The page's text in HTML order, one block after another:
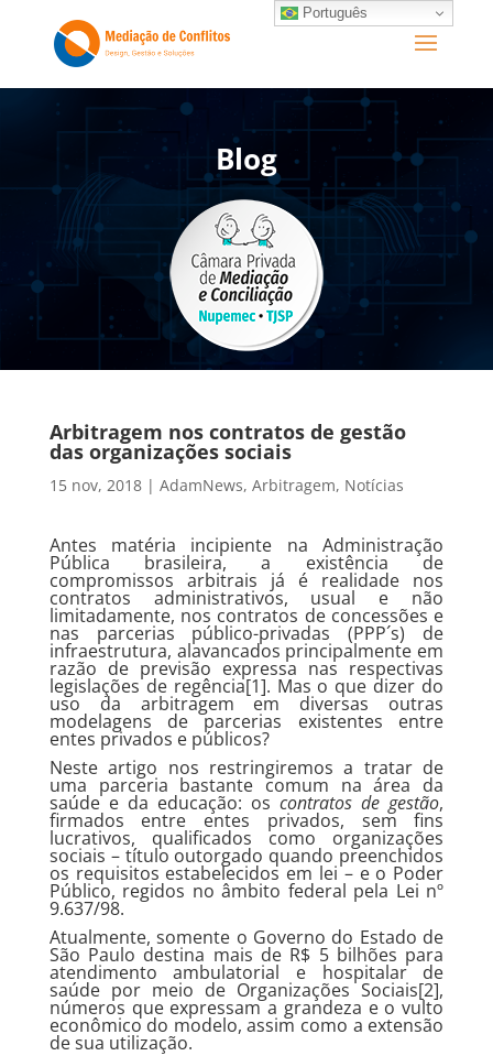
Blog
Arbitragem nos contratos de gestão
das organizações sociais
15 nov, 2018| AdamNews, Arbitragem, Notícias
Antes matéria incipiente na Administração
Pública brasileira, a existência de
compromissos arbitrais já é realidade nos
contratos administrativos, usual e não
limitadamente, nos contratos de concessões e
nas parcerias público-privadas (PPP´s) de
infraestrutura, alavancados principalmente em
razão de previsão expressa nas respectivas
legislações de regência[1]. Mas o que dizer do
uso da arbitragem em diversas outras
modelagens de parcerias existentes entre
entes privados e públicos?
Neste artigo nos restringiremos a tratar de
uma parceria bastante comum na área da
saúde e da educação: oscontratos de gestão,
firmados entre entes privados, sem fins
lucrativos, qualificados como organizações
sociais – título outorgado quando preenchidos
os requisitos estabelecidos em lei – e o Poder
Público, regidos no âmbito federal pela Lei nº
9.637/98.
Atualmente, somente o Governo do Estado de
São Paulo destina mais de R$ 5 bilhões para
atendimento ambulatorial e hospitalar de
saúde por meio de Organizações Sociais[2],
números que expressam a grandeza e o vulto
econômico do modelo, assim como a extensão
de sua utilização.
Português